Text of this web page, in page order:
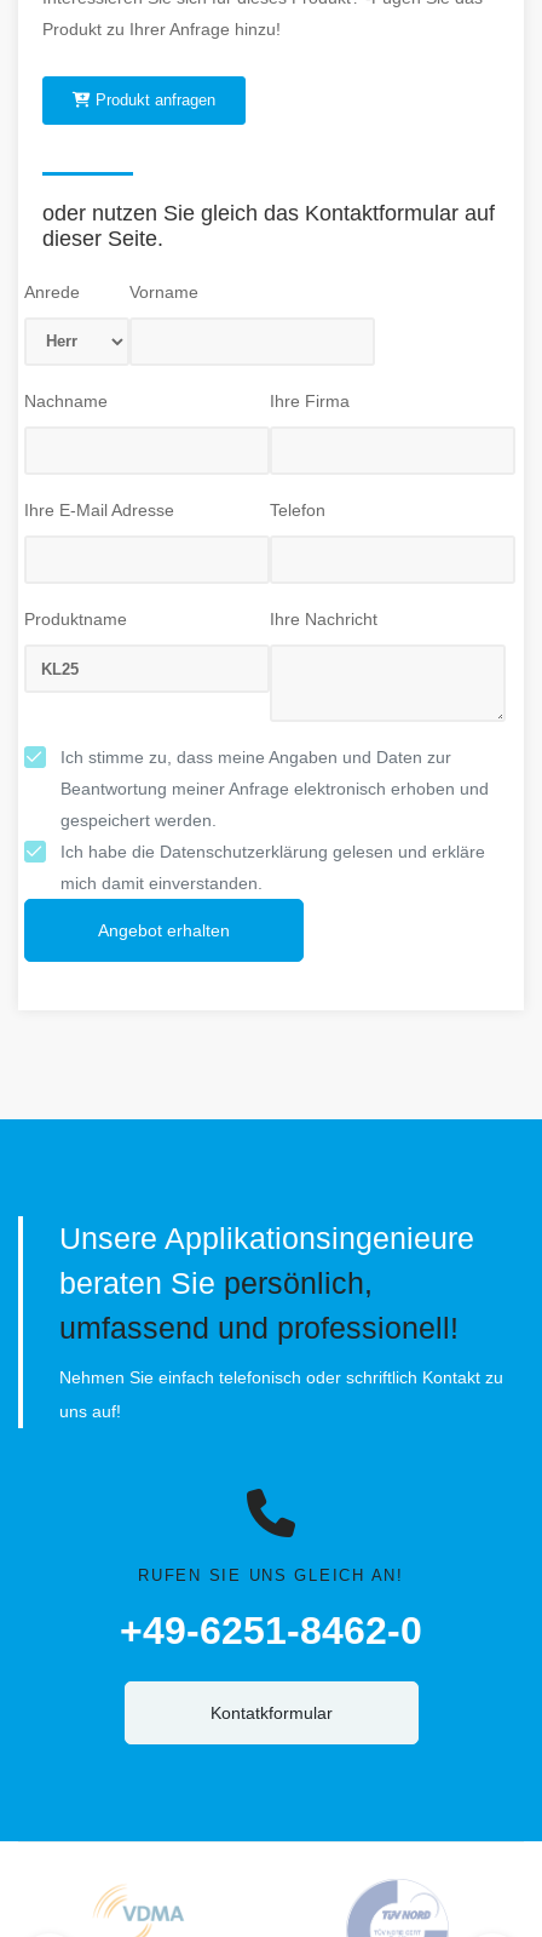
Produkt zu Ihrer Anfrage hinzu!
Produkt anfragen
oder nutzen Sie gleich das Kontaktformular auf
dieser Seite.
Anrede Vorname
Nachname Ihre Firma
Ihre E-Mail Adresse Telefon
Produktname Ihre Nachricht
Ich stimme zu, dass meine Angaben und Daten zur
Beantwortung meiner Anfrage elektronisch erhoben und
gespeichert werden.
Ich habe die Datenschutzerklärung gelesen und erkläre
mich damit einverstanden.
Angebot erhalten
Unsere Applikationsingenieure
beraten Sie persönlich,
umfassend und professionell!
Nehmen Sie einfach telefonisch oder schriftlich Kontakt zu
uns auf!
RUFEN SIE UNS GLEICH AN!
+49-6251-8462-0
Kontatkformular